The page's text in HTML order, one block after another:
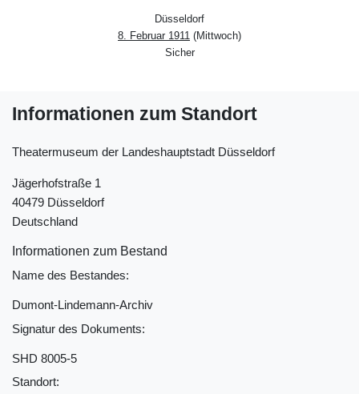
Düsseldorf
8. Februar 1911 (Mittwoch)
Sicher
Informationen zum Standort
Theatermuseum der Landeshauptstadt Düsseldorf
Jägerhofstraße 1
40479 Düsseldorf
Deutschland
Informationen zum Bestand
Name des Bestandes:
Dumont-Lindemann-Archiv
Signatur des Dokuments:
SHD 8005-5
Standort: